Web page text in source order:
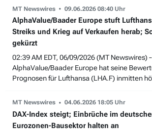
MT Newswires 09.06.2026 08:40 Uhr
AlphaValue/Baader Europe stuft
Streiks und Krieg auf Verkaufen herab;
gekürzt
02:39 AM EDT, 06/09/2026 (MT Newswires)
AlphaValue/Baader Europe hat seine
Prognosen für Lufthansa (LHA.F) inmitten
MT Newswires 04.06.2026 18:05 Uhr
DAX-Index steigt; Einbrüche im
Eurozonen-Bausektor halten an